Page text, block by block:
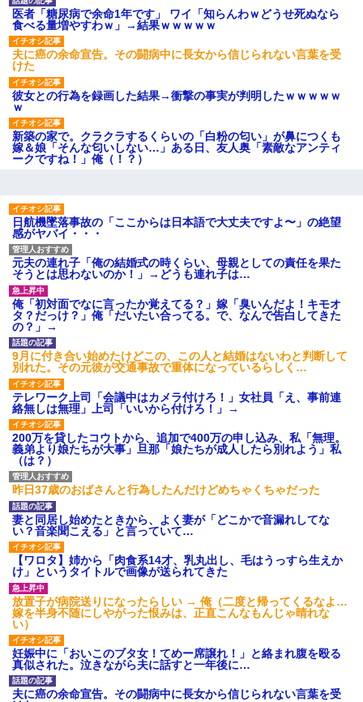
【愕然】白のクラウン俺氏、
高速道路左車線を制限速度で走
った結果wwwwwwwwwwww
百年の恋12-899 食べた量を
張り合ってくる
【悲報】佐藤輝明・・・２軍
でも盛大にやらかす←あまり悲
しませないでくれ
医者「糖尿病で余命1年です」 ワイ「知らんわｗどうせ死ぬなら
食べる量増やすわｗ」→結果ｗｗｗｗｗ
夫に癌の余命宣告。その闘病中に長女から信じられない言葉を受
けた
彼女との行為を録画した結果→衝撃の事実が判明したｗｗｗｗｗ
ｗ
新築の家で。クラクラするくらいの「白粉の匂い」が鼻につくも
嫁＆娘「そんな匂いしない…」ある日、友人奥「素敵なアンティ
ークですね！」俺（！？）
日航機墜落事故の「ここからは日本語で大丈夫ですよ〜」の絶望
感がヤバイ・・・
元夫の連れ子「俺の結婚式の時くらい、母親としての責任を果た
そうとは思わないのか！」→どうも連れ子は…
俺「初対面でなに言ったか覚えてる？」嫁「臭いんだよ！キモオ
タ？だっけ？」俺「だいたい合ってる。で、なんで告白してきた
の？」→
9月に付き合い始めたけどこの、この人と結婚はないわと判断して
別れた。その元彼が交通事故で重体になっているらしく…
テレワーク上司「会議中はカメラ付けろ！」女社員「え、事前連
絡無しは無理」上司「いいから付けろ！」→
200万を貸したコウトから、追加で400万の申し込み、私「無理。
義弟より娘たちが大事」旦那「娘たちが成人したら別れよう」私
（は？）
昨日37歳のおばさんと行為したんだけどめちゃくちゃだった
妻と同居し始めたときから、よく妻が「どこかで音漏れしてな
い？音楽聞こえる」と言っていて…
【ワロタ】姉から「肉食系14才、乳丸出し、毛はうっすら生えか
け」というタイトルで画像が送られてきた
放置子が病院送りになったらしい → 俺（二度と帰ってくるなよ…
嫁を半身不随にしやがった恨みは、正直こんなもんじゃ晴れな
い）
妊娠中に「おいこのブタ女！てめー席譲れ！」と絡まれ腹を殴る
真似された。泣きながら夫に話すと一年後に…
夫に癌の余命宣告。その闘病中に長女から信じられない言葉を受